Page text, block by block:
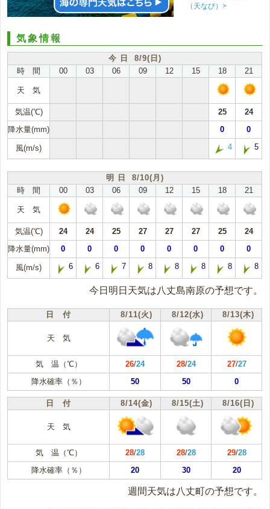
（天なび）>
気象情報
今 日 8/9(日)
時 間
00 03 06 09 12 15 18 21
天 気
気温(℃) 25
24
降水量(mm)
0 0
風(m/s) 4 5
明 日 8/10(月)
時 間
00 03 06 09 12 15 18 21
天 気
気温(℃) 24 24 25 27 27 27 25
24
降水量(mm)
0 0 0 0 0 0 0 0
風(m/s) 6 6 7 8 8 8 8 8
今日明日天気は八丈島南原の予想です。
日 付 8/11(火) 8/12(水) 8/13(木)
天 気
気 温（℃） 26/24 28/24 27/27
降水確率（％）
50 50 0
日 付 8/14(金) 8/15(土) 8/16(日)
天 気
気 温（℃） 28/28 28/28 29/28
降水確率（％）
20 30 20
週間天気は八丈町の予想です。